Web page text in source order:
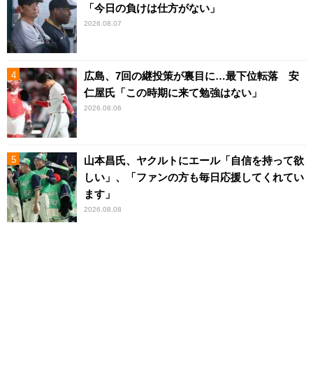
「今日の負けは仕方がない」
2026.08.07
広島、7回の継投策が裏目に…最下位転落 安
仁屋氏「この時期に来て勉強はない」
2026.08.06
山本昌氏、ヤクルトにエール「自信を持って欲
しい」、「ファンの方も毎日応援してくれてい
ます」
2026.08.08